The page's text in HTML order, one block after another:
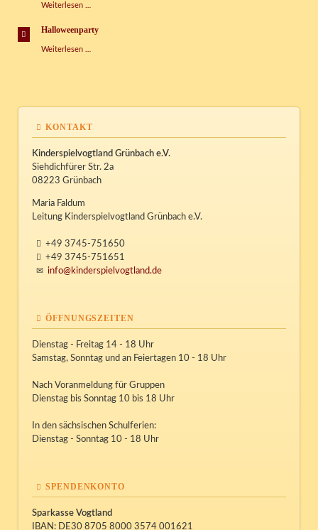
Weiterlesen …
Halloweenparty
Weiterlesen …
KONTAKT
Kinderspielvogtland Grünbach e.V.
Siehdichfürer Str. 2a
08223 Grünbach
Maria Faldum
Leitung Kinderspielvogtland Grünbach e.V.
+49 3745-751650
+49 3745-751651
info@kinderspielvogtland.de
ÖFFNUNGSZEITEN
Dienstag - Freitag 14 - 18 Uhr
Samstag, Sonntag und an Feiertagen 10 - 18 Uhr
Nach Voranmeldung für Gruppen
Dienstag bis Sonntag 10 bis 18 Uhr
In den sächsischen Schulferien:
Dienstag - Sonntag 10 - 18 Uhr
SPENDENKONTO
Sparkasse Vogtland
IBAN: DE30 8705 8000 3574 001621